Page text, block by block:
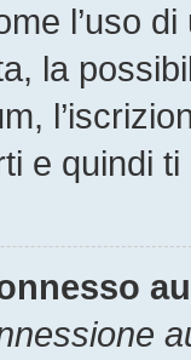
l’uso
la
e quindi